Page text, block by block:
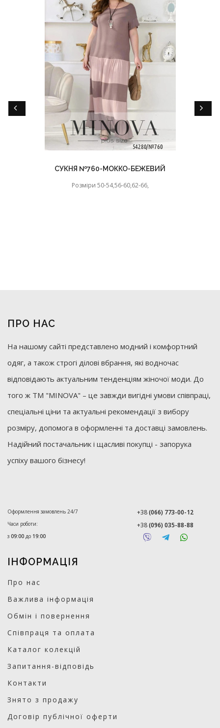
СУКНЯ №760-МОККО-БЕЖЕВИЙ
Розміри 50-54,56-60,62-66,
ПРО НАС
На нашому сайті представлено модний і комфортний
одяг, а також строгі ділові вбрання, які водночас
відповідають актуальним тенденціям жіночої моди. До
того ж ТМ "MINOVA" – це завжди вигідні умови співпраці,
спеціальні ціни та актуальні рекомендації з вибору
розміру, допомога в оформленні та доставці замовлень.
Надійний постачальник і щасливі покупці - запорука
успіху вашого бізнесу!
Оформлення замовлень 24/7
Часи роботи:
з 09:00 до 19:00
+38(066) 773-00-12
+38(096) 035-88-88
ІНФОРМАЦІЯ
Про нас
Важлива інформація
Обмін і повернення
Співпраця та оплата
Каталог колекцій
Запитання-відповідь
Контакти
Знято з продажу
Договір публічної оферти